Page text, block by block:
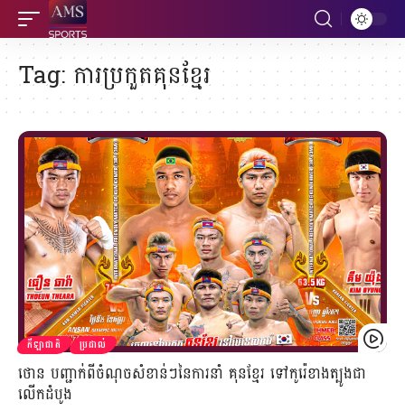
Tag:ការប្រកួតគុនខ្មែរ
កីឡាជាតិ ប្រដាល់
ថោន បញ្ជាក់ពីចំណុចសំខាន់ៗនៃការនាំ គុនខ្មែរ ទៅកូរ៉េខាងត្បូងជា
លើកដំបូង